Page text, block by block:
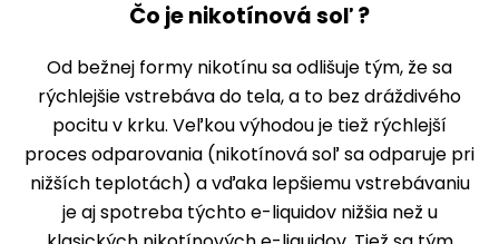
Čo je nikotínová soľ ?
Od bežnej formy nikotínu sa odlišuje tým, že sa
rýchlejšie vstrebáva do tela, a to bez dráždivého
pocitu v krku. Veľkou výhodou je tiež rýchlejší
proces odparovania (nikotínová soľ sa odparuje pri
nižších teplotách) a vďaka lepšiemu vstrebávaniu
je aj spotreba týchto e-liquidov nižšia než u